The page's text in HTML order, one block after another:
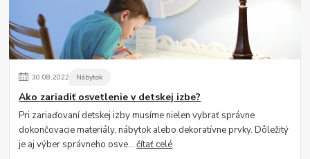
30.08.2022 Nábytok
Ako zariadiť osvetlenie v detskej izbe?
Pri zariaďovaní detskej izby musíme nielen vybrať správne
dokončovacie materiály, nábytok alebo dekoratívne prvky. Dôležitý
je aj výber správneho osve...čítať celé